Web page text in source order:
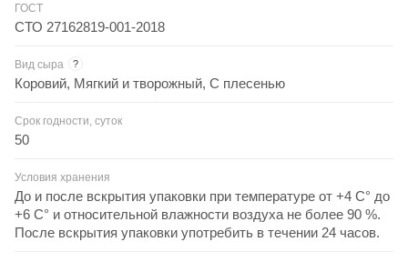
ГОСТ
СТО 27162819-001-2018
Вид сыра ?
Коровий, Мягкий и творожный, С плесенью
Срок годности, суток
50
Условия хранения
До и после вскрытия упаковки при температуре от +4 C° до
+6 C° и относительной влажности воздуха не более 90 %.
После вскрытия упаковки употребить в течении 24 часов.